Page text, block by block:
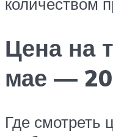
Цена на
мае —
Где смотреть